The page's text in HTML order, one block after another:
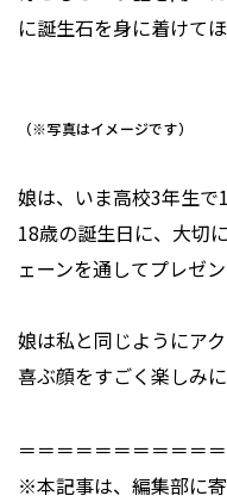
に誕生石を身に着けて
（※写真はイメージです）
娘は、いま高校3年生で
18歳の誕生日に、大切
ェーンを通してプレゼ
娘は私と同じようにア
喜ぶ顔をすごく楽しみに
＝＝＝＝＝＝＝＝＝＝
※本記事は、編集部に